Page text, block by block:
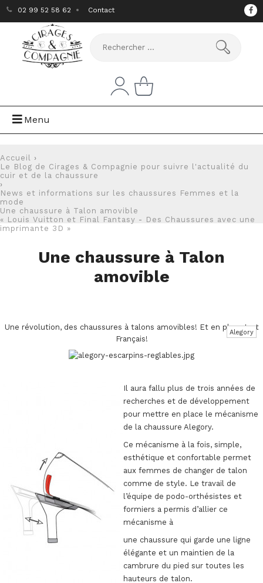
02 99 52 58 62 Contact
Menu
Accueil ›
Le Blog de Cirages & Compagnie pour suivre l'actualité du
cuir et de la chaussure
›
News et informations sur les chaussures Femmes et la
mode
Une chaussure à Talon amovible
« Louis Vuitton et Final Fantasy - Des Chaussures avec une
imprimante 3D »
Une chaussure à Talon
amovible
Alegory
Une révolution, des chaussures à talons amovibles! Et en plus c'est
Français!
Il aura fallu plus de trois années de
recherches et de développement
pour mettre en place le mécanisme
de la chaussure Alegory.
Ce mécanisme à la fois, simple,
esthétique et confortable permet
aux femmes de changer de talon
comme de style. Le travail de
l’équipe de podo-orthésistes et
formiers a permis d’allier ce
mécanisme à
une chaussure qui garde une ligne
élégante et un maintien de la
cambrure du pied sur toutes les
hauteurs de talon.